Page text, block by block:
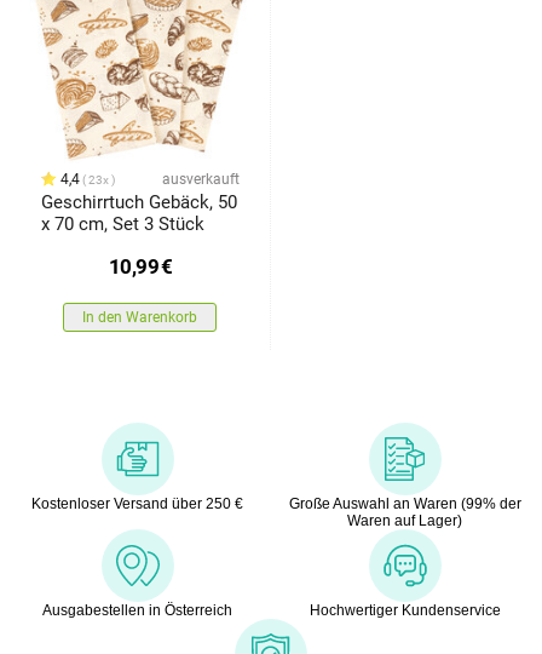
4,4 23x ausverkauft
Geschirrtuch Gebäck, 50
x 70 cm, Set 3 Stück
10,99€
In den Warenkorb
Kostenloser Versand über 250 €
Große Auswahl an Waren (99% der
Waren auf Lager)
Ausgabestellen in Österreich Hochwertiger Kundenservice